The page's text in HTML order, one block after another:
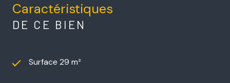
Caractéristiques
DE CE BIEN
Surface 29 m²